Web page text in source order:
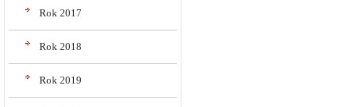
Rok 2017
Rok 2018
Rok 2019